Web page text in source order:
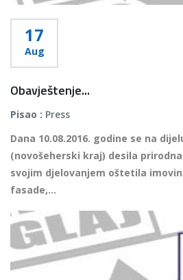
17
Aug
Obavještenje...
Pisao : Press
Dana 10.08.2016. godine se na
(novošeherski kraj) desila
svojim djelovanjem oštetila
fasade,...
Više...